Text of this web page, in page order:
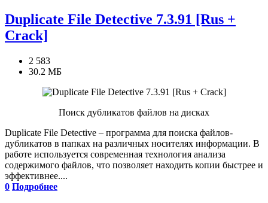
Duplicate File Detective 7.3.91 [Rus +
Crack]
2 583
30.2 МБ
Поиск дубликатов файлов на дисках
Duplicate File Detective – программа для поиска файлов-
дубликатов в папках на различных носителях информации. В
работе используется современная технология анализа
содержимого файлов, что позволяет находить копии быстрее и
эффективнее....
0 Подробнее